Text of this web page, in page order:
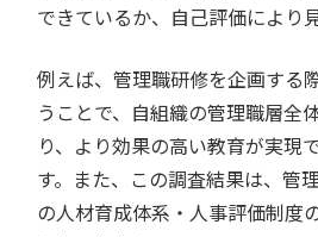
できているか、自己評価により
例えば、管理職研修を企画する
うことで、自組織の管理職層全
り、より効果の高い教育が実現
す。また、この調査結果は、管
の人材育成体系・人事評価制度